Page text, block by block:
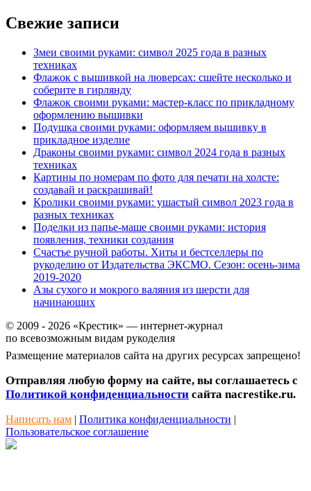
Свежие записи
Змеи своими руками: символ 2025 года в разных
техниках
Флажок с вышивкой на люверсах: сшейте несколько и
соберите в гирлянду
Флажок своими руками: мастер-класс по прикладному
оформлению вышивки
Подушка своими руками: оформляем вышивку в
прикладное изделие
Драконы своими руками: символ 2024 года в разных
техниках
Картины по номерам по фото для печати на холсте:
создавай и раскрашивай!
Кролики своими руками: ушастый символ 2023 года в
разных техниках
Поделки из папье-маше своими руками: история
появления, техники создания
Счастье ручной работы. Хиты и бестселлеры по
рукоделию от Издательства ЭКСМО. Сезон: осень-зима
2019-2020
Азы сухого и мокрого валяния из шерсти для
начинающих
© 2009 - 2026 «Крестик» — интернет-журнал
по всевозможным видам рукоделия
Размещение материалов сайта на других ресурсах запрещено!
Отправляя любую форму на сайте, вы соглашаетесь с
Политикой конфиденциальности сайта nacrestike.ru.
Написать нам | Политика конфиденциальности |
Пользовательское соглашение